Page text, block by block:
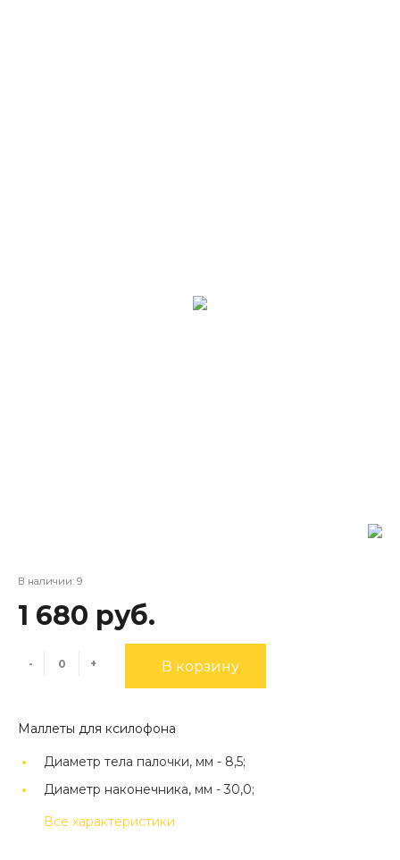
В наличии: 9
1 680 руб.
- + В корзину
Маллеты для ксилофона
Диаметр тела палочки, мм - 8,5;
Диаметр наконечника, мм - 30,0;
Все характеристики